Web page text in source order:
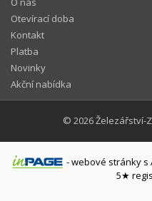
Otevírací doba
Kontakt
Platba
Novinky
Akční nabídka
© 2026Železářství-
-webové stránky s
5★